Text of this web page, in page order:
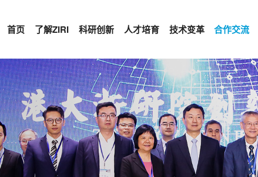
首页 了解ZIRI 科研创新 人才培育 技术变革 合作交流